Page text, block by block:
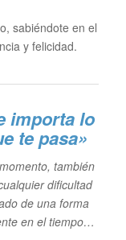
sabiéndote en el
y felicidad.
importa lo
te pasa»
también
dificultad
de una forma
en el tiempo…